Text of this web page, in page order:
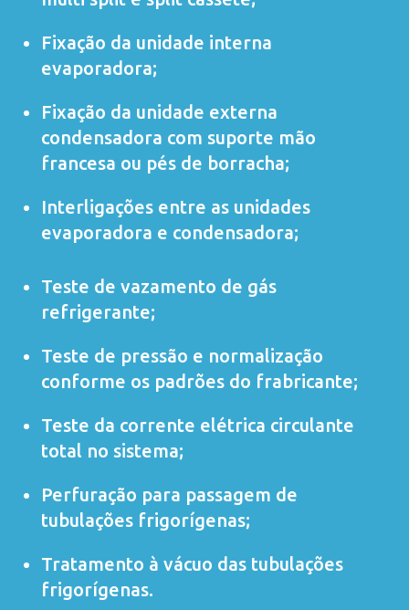
Fixação da unidade interna
evaporadora;
Fixação da unidade externa
condensadora com suporte mão
francesa ou pés de borracha;
Interligações entre as unidades
evaporadora e condensadora;
Teste de vazamento de gás
refrigerante;
Teste de pressão e normalização
conforme os padrões do frabricante;
Teste da corrente elétrica circulante
total no sistema;
Perfuração para passagem de
tubulações frigorígenas;
Tratamento à vácuo das tubulações
frigorígenas.